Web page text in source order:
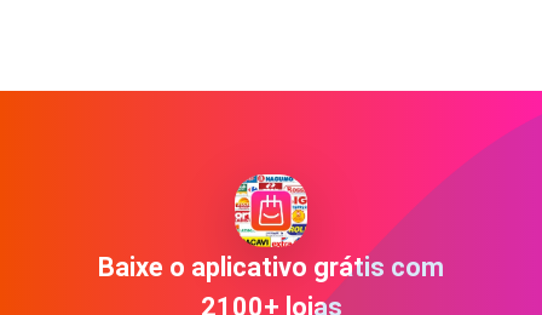
Baixe o aplicativo grátis com
2100+ lojas